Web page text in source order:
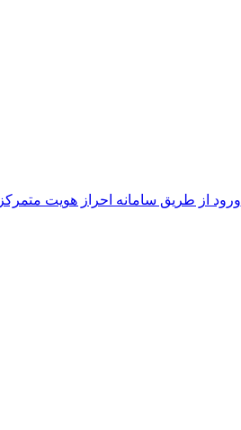
ورود از طريق سامانه احراز هويت متمركز